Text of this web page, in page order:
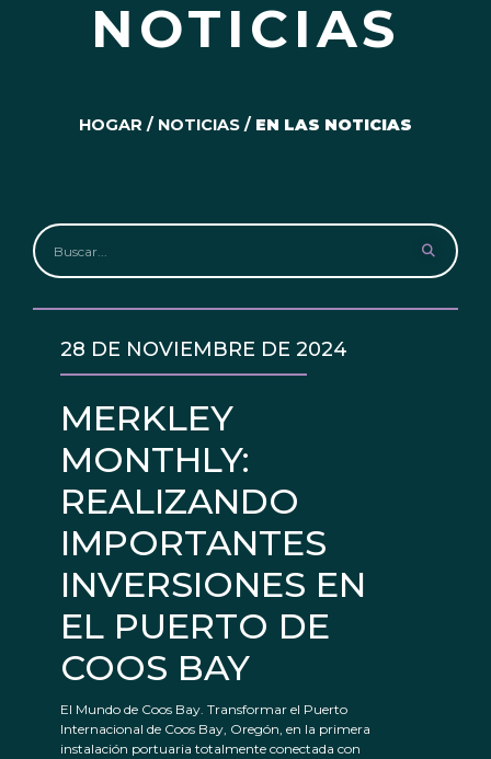
NOTICIAS
HOGAR / NOTICIAS / EN LAS NOTICIAS
MERKLEY
MONTHLY:
REALIZANDO
IMPORTANTES
INVERSIONES EN
EL PUERTO DE
COOS BAY
28 DE NOVIEMBRE DE 2024
El Mundo de Coos Bay. Transformar el Puerto
Internacional de Coos Bay, Oregón, en la primera
instalación portuaria totalmente conectada con